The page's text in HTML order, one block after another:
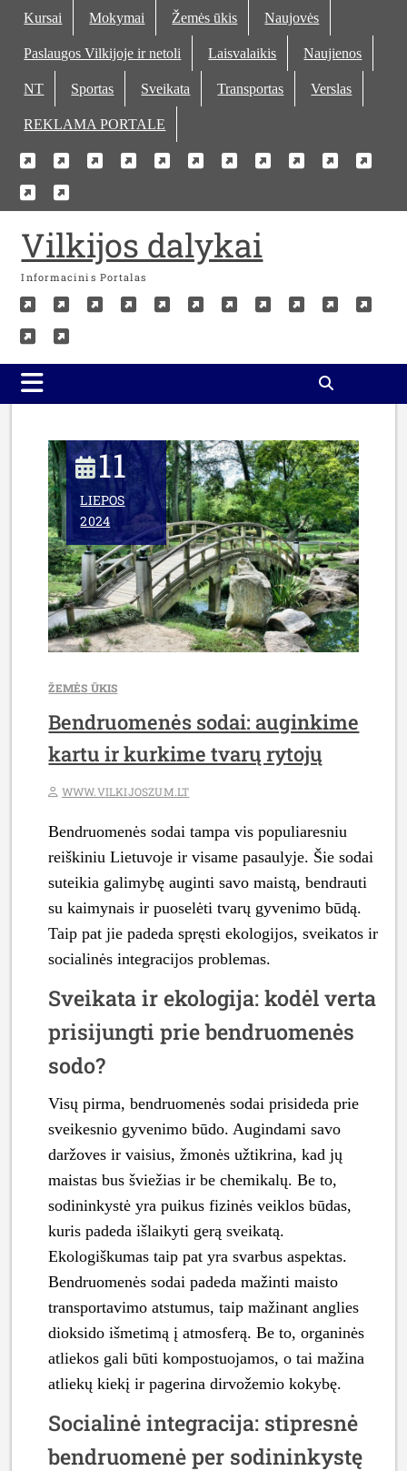
Skip
content
Kursai Mokymai Žemės ūkis Naujovės
Paslaugos Vilkijoje ir netoli Laisvalaikis Naujienos
NT Sportas Sveikata Transportas Verslas
REKLAMA PORTALE
Kursai
Mokymai
ŽemėsNaujovės
Paslaugos
netoli
Laisvalaikis
Naujienos
NT Sportas
Verslas
REKLAMA
Vilkijos dalykai
Informacinis Portalas
Kursai
Mokymai
ŽemėsNaujovės
Paslaugos
ir
Laisvalaikis
Naujienos
NT Sportas
Verslas
REKLAMA
PORTALE
11
LIEPOS
2024
ŽEMĖS ŪKIS
Bendruomenės sodai: auginkime
kartu ir kurkime tvarų rytojų
WWW.VILKIJOSZUM.LT
Bendruomenės sodai tampa vis populiaresniu
reiškiniu Lietuvoje ir visame pasaulyje. Šie sodai
suteikia galimybę auginti savo maistą, bendrauti
su kaimynais ir puoselėti tvarų gyvenimo būdą.
Taip pat jie padeda spręsti ekologijos, sveikatos ir
socialinės integracijos problemas.
Sveikata ir ekologija: kodėl verta
prisijungti prie bendruomenės
sodo?
Visų pirma, bendruomenės sodai prisideda prie
sveikesnio gyvenimo būdo. Augindami savo
daržoves ir vaisius, žmonės užtikrina, kad jų
maistas bus šviežias ir be chemikalų. Be to,
sodininkystė yra puikus fizinės veiklos būdas,
kuris padeda išlaikyti gerą sveikatą.
Ekologiškumas taip pat yra svarbus aspektas.
Bendruomenės sodai padeda mažinti maisto
transportavimo atstumus, taip mažinant anglies
dioksido išmetimą į atmosferą. Be to, organinės
atliekos gali būti kompostuojamos, o tai mažina
atliekų kiekį ir pagerina dirvožemio kokybę.
Socialinė integracija: stipresnė
bendruomenė per sodininkystę